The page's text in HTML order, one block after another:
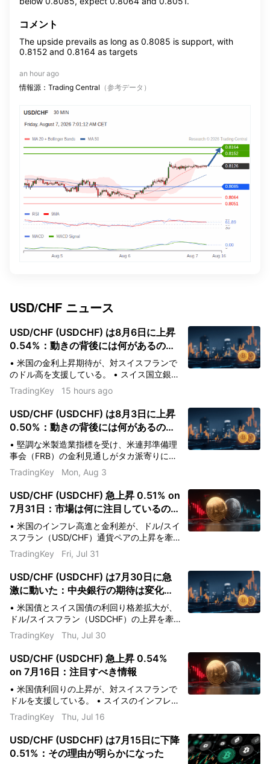
コメント
The upside prevails as long as 0.8085 is support, with
0.8152 and 0.8164 as targets
an hour ago
情報源：Trading Central （参考データ）
USD/CHF ニュース
USD/CHF (USDCHF) は8月6日に上昇
0.54%：動きの背後には何があるの
か？
• 米国の金利上昇期待が、対スイスフランで
のドル高を支援している。 • スイス国立銀行
のハト派的な姿勢が、フランの下押し圧力に
つながっている。 • 安全資産への需要減退に
より、機関投資家の資金が米ドルへとシフト
している。
TradingKey 15 hours ago
USD/CHF (USDCHF) は8月3日に上昇
0.50%：動きの背後には何があるの
か？
• 堅調な米製造業指標を受け、米連邦準備理
事会（FRB）の金利見通しがタカ派寄りに修
正された。 • FRBとスイス国立銀行（SNB）
の金利差拡大がスイスフランの重荷となっ
た。 • 機関投資家の資金が安全資産から流出
したことで、対スイスフランで米ドル高が進
んだ。
TradingKey Mon, Aug 3
USD/CHF (USDCHF) 急上昇 0.51% on
7月31日：市場は何に注目しているの
か？
• 米国のインフレ高進と金利差が、ドル/スイ
スフラン（USD/CHF）通貨ペアの上昇を牽
引している。 • スイス国立銀行は、国内の低
インフレと低成長を背景に、ハト派的な姿勢
を維持している。 • 機関投資家による月末の
リバランスやリスクオンの投資心理が、米ド
ル需要を高めている。
TradingKey Fri, Jul 31
USD/CHF (USDCHF) は7月30日に急
激に動いた：中央銀行の期待は変化し
ているか？
• 米国債とスイス国債の利回り格差拡大が、
ドル/スイスフラン（USDCHF）の上昇を牽
引している。 • スイスのインフレ沈静化によ
り、スイス国立銀行（SNB）がさらなる緊縮
政策をとる可能性が低下している。 • 世界的
なリスクセンチメントの改善に伴い、機関投
資家の資金がスイスフランから流出してい
る。
TradingKey Thu, Jul 30
USD/CHF (USDCHF) 急上昇 0.54%
on 7月16日：注目すべき情報
• 米国債利回りの上昇が、対スイスフランで
ドルを支援している。 • スイスのインフレ期
待の低下により、スイス国立銀行は緩和的な
政策を維持することが可能となっている。 •
世界的なリスク許容度の改善により、安全資
産としてのスイスフランへの需要が減少して
いる。
TradingKey Thu, Jul 16
USD/CHF (USDCHF) は7月15日に下降
0.51%：その理由が明らかになった